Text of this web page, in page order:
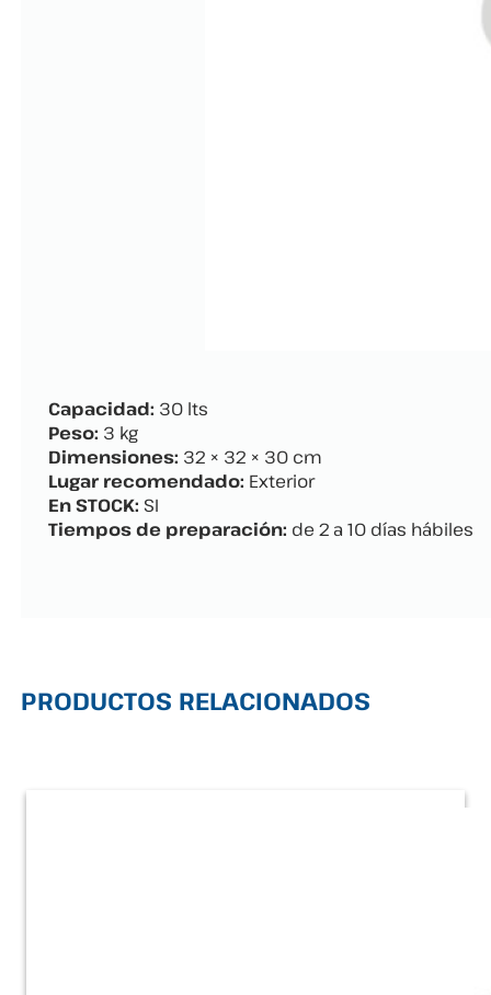
Capacidad: 30 lts
Peso: 3 kg
Dimensiones: 32 × 32 × 30 cm
Lugar recomendado: Exterior
En STOCK: SI
Tiempos de preparación: de 2 a 10 días hábiles
PRODUCTOS RELACIONADOS